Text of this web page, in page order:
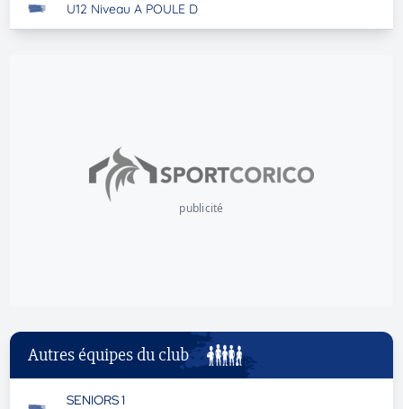
U12 Niveau A POULE D
publicité
Autres équipes du club
SENIORS 1